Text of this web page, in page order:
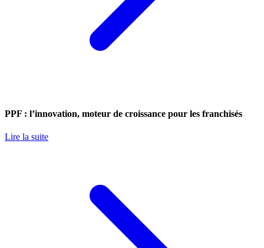
PPF : l’innovation, moteur de croissance pour les franchisés
Lire la suite